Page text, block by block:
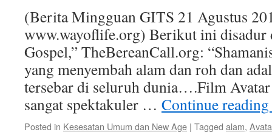
(Berita Mingguan GITS 21 Agustus
www.wayoflife.org) Berikut ini disadur
Gospel,” TheBereanCall.org:
yang menyembah alam dan roh dan
tersebar di seluruh dunia….Film
sangat spektakuler … Continue reading
Posted in Kesesatan Umum dan New Age | Tagged alam,